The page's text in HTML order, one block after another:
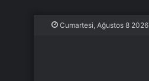
Cumartesi, Ağustos 8 2026